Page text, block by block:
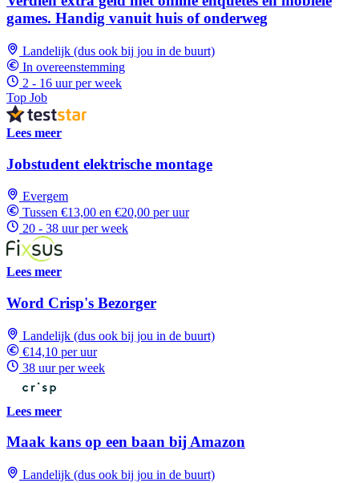
games. Handig vanuit huis of onderweg
Landelijk (dus ook bij jou in de buurt)
In overeenstemming
2 - 16 uur per week
Top Job
Lees meer
Jobstudent elektrische montage
Evergem
Tussen €13,00 en €20,00 per uur
20 - 38 uur per week
Lees meer
Word Crisp's Bezorger
Landelijk (dus ook bij jou in de buurt)
€14,10 per uur
38 uur per week
Lees meer
Maak kans op een baan bij Amazon
Landelijk (dus ook bij jou in de buurt)